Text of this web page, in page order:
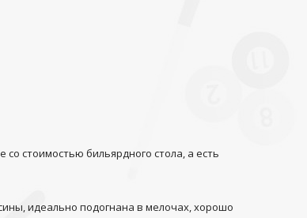
стоимостью бильярдного стола, а есть
идеально подогнана в мелочах, хорошо